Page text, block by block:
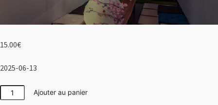
15.00€
2025-06-13
quantité
de
Ajouter au panier